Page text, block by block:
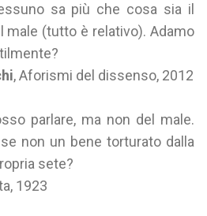
sa più che cosa sia il
male (tutto è relativo). Adamo
, Aforismi del dissenso, 2012
parlare, ma non del male.
non un bene torturato dalla
sete?
1923